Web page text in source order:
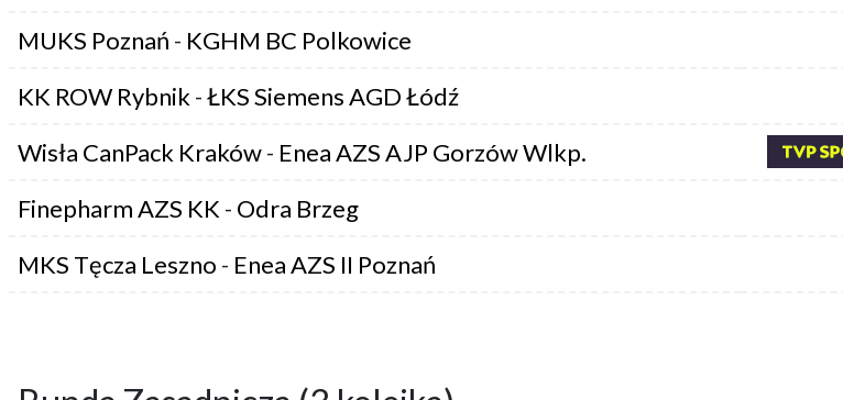
MUKS Poznań - KGHM BC Polkowice
KK ROW Rybnik -ŁKS Siemens AGD Łódź
Wisła CanPack Kraków- Enea AZS AJP Gorzów Wlkp.
Finepharm AZS KK - Odra Brzeg
MKS Tęcza Leszno - Enea AZS II Poznań